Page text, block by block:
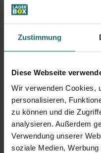
Zustimmung
Diese Webseite
Wir verwenden Cookies,
personalisieren,
zu können und die
analysieren. Außerdem
Verwendung unserer
soziale Medien,
Ein Raum, der
praktisch und
ermöglichen wir dem
Ort für all diese
Abläufe, spart Kosten
Möglichkeit, sich noch
konzentrieren: Kinder